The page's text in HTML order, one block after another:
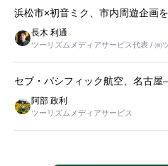
浜松市×初音ミク、市内周遊企画
長木 利通
ツーリズムメディアサービス代表 / ㈱
セブ・パシフィック航空、名古
阿部 政利
ツーリズムメディアサービス